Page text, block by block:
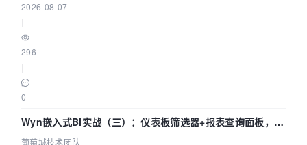
2026-08-07
296
0
Wyn嵌入式BI实战（三）：仪表板筛选器+报表查询面板，参
数联动全闭环
葡萄城技术团队